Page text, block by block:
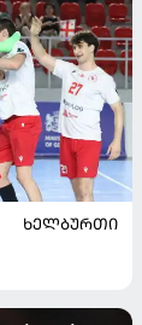
ᲮᲔᲚᲑᲣᲠᲗᲘ